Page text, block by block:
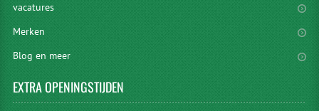
vacatures
Merken
Blog en meer
EXTRAOPENINGSTIJDEN